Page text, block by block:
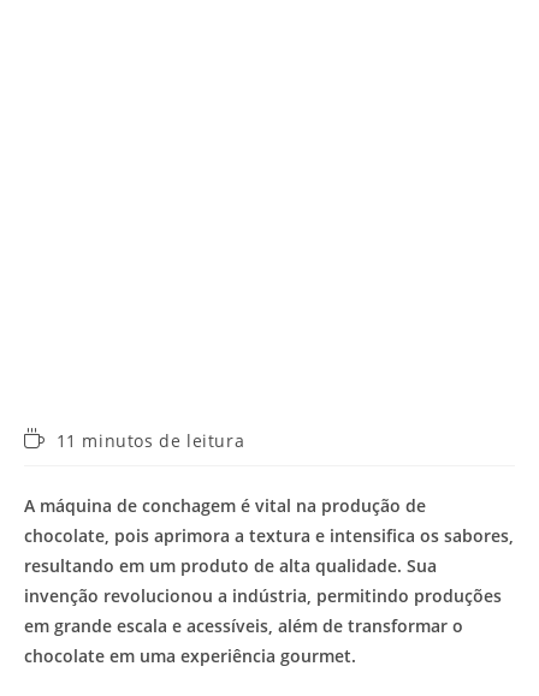
Tempo11 minutos de leitura
A máquina de conchagem é vital na produção de
chocolate, pois aprimora a textura e intensifica os sabores,
resultando em um produto de alta qualidade. Sua
invenção revolucionou a indústria, permitindo produções
em grande escala e acessíveis, além de transformar o
chocolate em uma experiência gourmet.